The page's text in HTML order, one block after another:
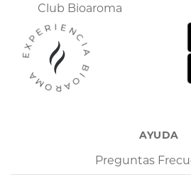
Club Bioaroma
AYUDA
Preguntas
EXPERIENCIA BIOAROMA